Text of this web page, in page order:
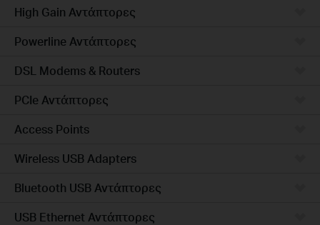
High Gain Αντάπτορες
Powerline Αντάπτορες
DSL Modems & Routers
PCIe Αντάπτορες
Access Points
Wireless USB Adapters
Bluetooth USB Αντάπτορες
USB Ethernet Αντάπτορες